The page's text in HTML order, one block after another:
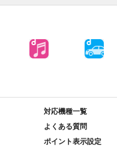
対応機種一覧
よくある質問
ポイント表示設定